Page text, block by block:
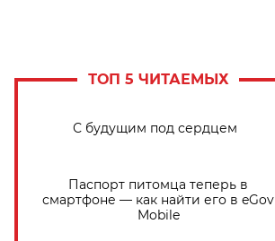
ТОП 5 ЧИТАЕМЫХ
С будущим под сердцем
Паспорт питомца теперь в
смартфоне — как найти его в eGov
Mobile